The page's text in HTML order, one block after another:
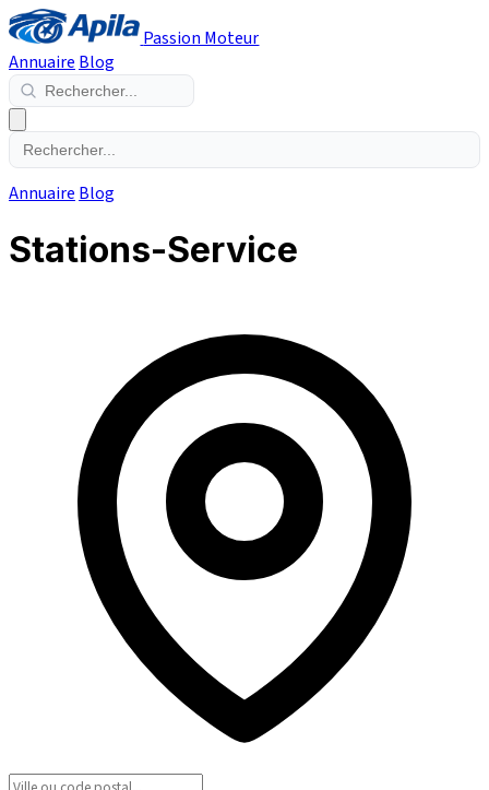
Passion Moteur
Annuaire Blog
Annuaire Blog
Stations-Service